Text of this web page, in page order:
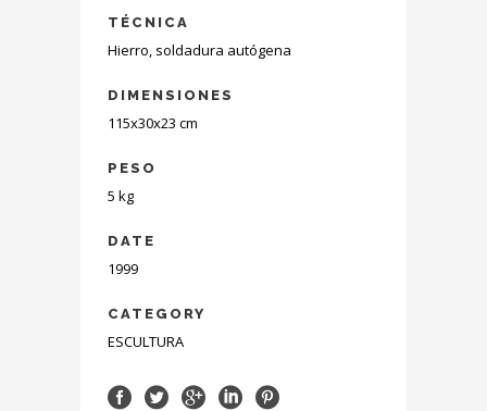
TÉCNICA
Hierro, soldadura autógena
DIMENSIONES
115x30x23 cm
PESO
5 kg
DATE
1999
CATEGORY
ESCULTURA